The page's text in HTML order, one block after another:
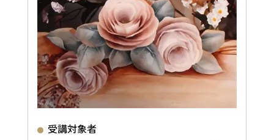
受講対象者